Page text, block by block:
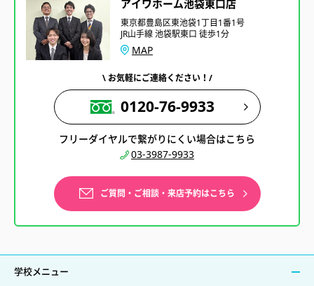
アイワホーム池袋東口店
東京都豊島区東池袋1丁目1番1号
JR山手線 池袋駅東口 徒歩1分
MAP
\ お気軽にご連絡ください！/
0120-76-9933
フリーダイヤルで繋がりにくい場合はこちら
03-3987-9933
ご質問・ご相談・来店予約はこちら
学校メニュー